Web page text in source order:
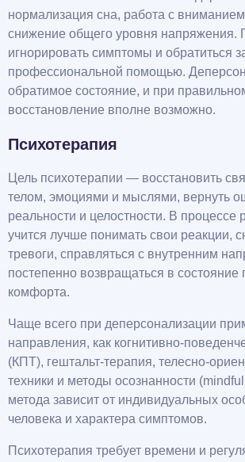
нормализация сна, работа с
снижение общего уровня напряжения.
игнорировать симптомы и обратиться
профессиональной помощью.
обратимое состояние, и при
восстановление вполне возможно.
Психотерапия
Цель психотерапии — восстановить
телом, эмоциями и мыслями, вернуть
реальности и целостности. В процессе
учится лучше понимать свои реакции,
тревоги, справляться с внутренним
постепенно возвращаться в состояние
комфорта.
Чаще всего при деперсонализации
направления, как когнитивно-
(КПТ), гештальт-терапия, телесно-
техники и методы осознанности
метода зависит от индивидуальных
человека и характера симптомов.
Психотерапия требует времени и